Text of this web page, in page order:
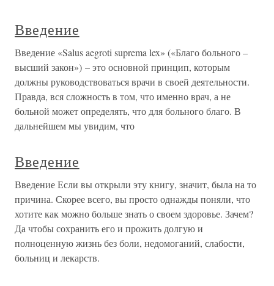
Введение
Введение «Salus aegroti suprema lex» («Благо больного –
высший закон») – это основной принцип, которым
должны руководствоваться врачи в своей деятельности.
Правда, вся сложность в том, что именно врач, а не
больной может определять, что для больного благо. В
дальнейшем мы увидим, что
Введение
Введение Если вы открыли эту книгу, значит, была на то
причина. Скорее всего, вы просто однажды поняли, что
хотите как можно больше знать о своем здоровье. Зачем?
Да чтобы сохранить его и прожить долгую и
полноценную жизнь без боли, недомоганий, слабости,
больниц и лекарств.